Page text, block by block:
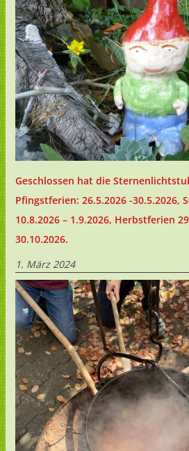
Geschlossen hat die
Pfingstferien: 26.5.2026 -30.5.2026,
10.8.2026 – 1.9.2026, Herbstferien
30.10.2026.
1. März 2024